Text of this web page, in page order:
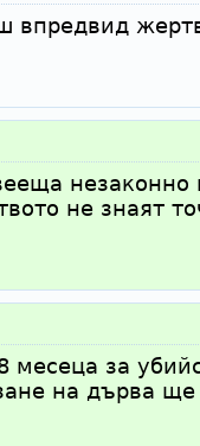
впредвид
незаконно
не знаят
месеца за
на дърва